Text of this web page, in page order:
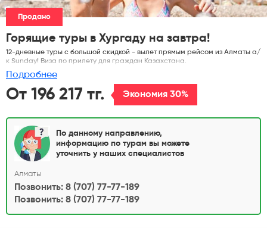
Продано
Горящие туры в Хургаду на завтра!
12-дневные туры с большой скидкой - вылет прямым рейсом из Алматы а/
к Sunday! Виза по прилету для граждан Казахстана.
Подробнее
От 196 217 тг. Экономия 30%
По данному направлению,
информацию по турам вы можете
уточнить у наших специалистов
Алматы
Позвонить: 8 (707) 77-77-189
Позвонить: 8 (707) 77-77-189